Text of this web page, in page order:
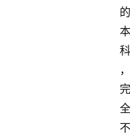
的
本
科
，
完
全
不